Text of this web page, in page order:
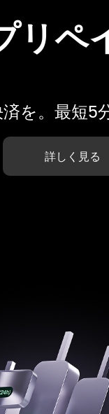
リペ
を。最短5
詳しく見る